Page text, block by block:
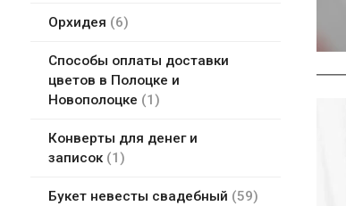
Орхидея 6
Способы оплаты доставки
цветов в Полоцке и
Новополоцке
1
Конверты для денег и
записок
1
Букет невесты свадебный 59